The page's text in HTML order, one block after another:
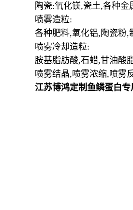
陶瓷:氧化镁,瓷土,各种金
喷雾造粒:
各种肥料,氧化铝, 陶瓷粉,
喷雾冷却造粒:
胺基脂肪酸,石蜡,甘油酸
喷雾结晶,喷雾浓缩,喷雾
江苏博鸿定制鱼鳞蛋白